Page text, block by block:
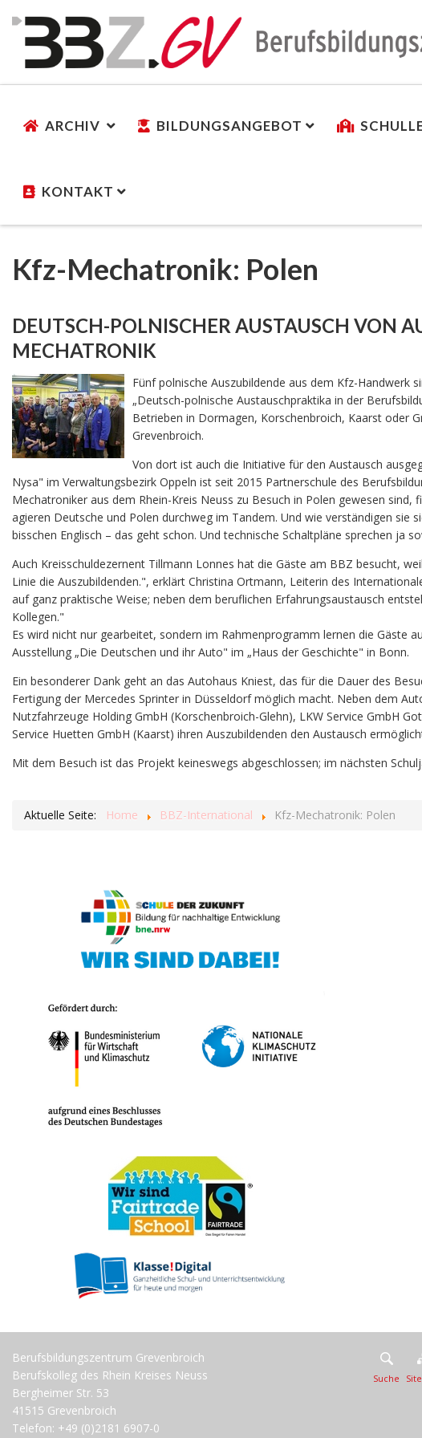
ARCHIV BILDUNGSANGEBOT
KONTAKT
Kfz-Mechatronik: Polen
DEUTSCH-POLNISCHER AUSTAUSCH VON
MECHATRONIK
Fünf polnische Auszubildende aus dem Kfz-Handwerk
„Deutsch-polnische Austauschpraktika in der
Betrieben in Dormagen, Korschenbroich, Kaarst oder
Grevenbroich.
Von dort ist auch die Initiative für den Austausch
Nysa" im Verwaltungsbezirk Oppeln ist seit 2015 Partnerschule des
Mechatroniker aus dem Rhein-Kreis Neuss zu Besuch in Polen gewesen
agieren Deutsche und Polen durchweg im Tandem. Und wie verständigen sie
bisschen Englisch – das geht schon. Und technische Schaltpläne sprechen ja
Auch Kreisschuldezernent Tillmann Lonnes hat die Gäste am BBZ besucht,
Linie die Auszubildenden.", erklärt Christina Ortmann, Leiterin des
auf ganz praktische Weise; neben dem beruflichen Erfahrungsaustausch
Kollegen."
Es wird nicht nur gearbeitet, sondern im Rahmenprogramm lernen die Gäste
Ausstellung „Die Deutschen und ihr Auto" im „Haus der Geschichte" in Bonn.
Ein besonderer Dank geht an das Autohaus Kniest, das für die Dauer des
Fertigung der Mercedes Sprinter in Düsseldorf möglich macht. Neben dem
Nutzfahrzeuge Holding GmbH (Korschenbroich-Glehn), LKW Service GmbH
Service Huetten GmbH (Kaarst) ihren Auszubildenden den Austausch
Mit dem Besuch ist das Projekt keineswegs abgeschlossen; im nächsten
Aktuelle Seite: Home BBZ-International Kfz-Mechatronik: Polen
Berufsbildungszentrum Grevenbroich
Berufskolleg des Rhein Kreises Neuss
Bergheimer Str. 53
41515 Grevenbroich
Telefon: +49 (0)2181 6907-0
Suche